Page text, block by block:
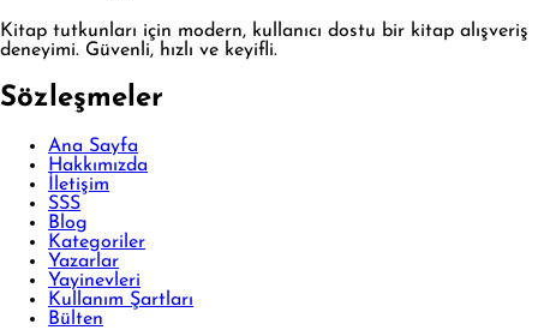
Kitap tutkunları için modern, kullanıcı dostu bir kitap alışveriş
deneyimi. Güvenli, hızlı ve keyifli.
Sözleşmeler
Ana Sayfa
Hakkımızda
İletişim
SSS
Blog
Kategoriler
Yazarlar
Yayinevleri
Kullanım Şartları
Bülten